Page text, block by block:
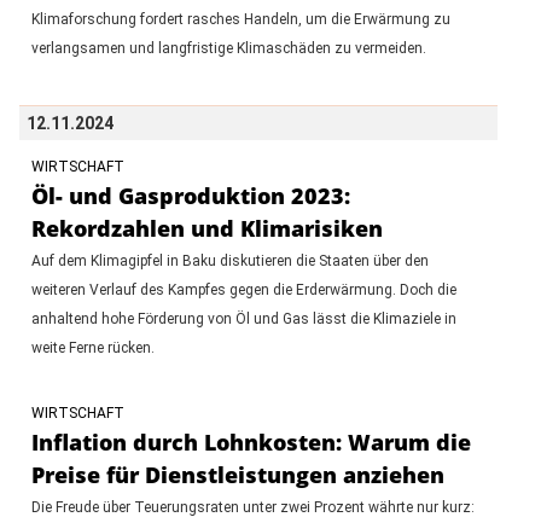
Klimaforschung fordert rasches Handeln, um die Erwärmung zu
verlangsamen und langfristige Klimaschäden zu vermeiden.
12.11.2024
WIRTSCHAFT
Öl- und Gasproduktion 2023:
Rekordzahlen und Klimarisiken
Auf dem Klimagipfel in Baku diskutieren die Staaten über den
weiteren Verlauf des Kampfes gegen die Erderwärmung. Doch die
anhaltend hohe Förderung von Öl und Gas lässt die Klimaziele in
weite Ferne rücken.
WIRTSCHAFT
Inflation durch Lohnkosten: Warum die
Preise für Dienstleistungen anziehen
Die Freude über Teuerungsraten unter zwei Prozent währte nur kurz: